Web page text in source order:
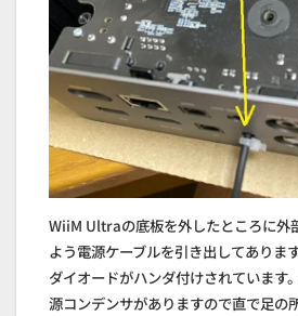
WiiM Ultraの底板を外したところに外
よう電源ケーブルを引き出してありま
ダイオードがハンダ付けされています
源コンデンサがありますので直で足の